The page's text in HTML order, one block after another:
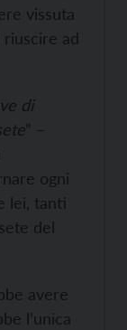
vissuta
ad
di
” –
ogni
lei, tanti
del
avere
l’unica